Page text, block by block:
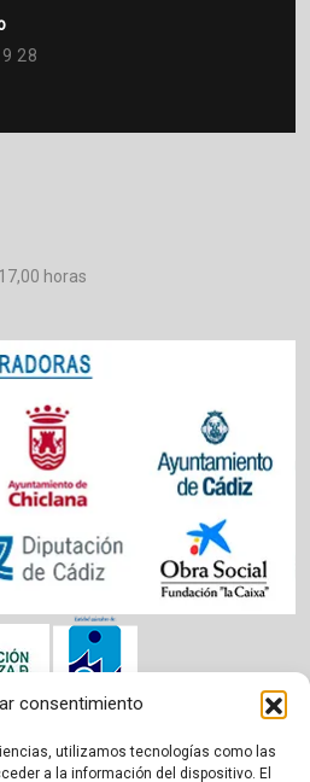
consentimiento
utilizamos tecnologías como las
a la información del dispositivo. El
28
horas
|Privacidad